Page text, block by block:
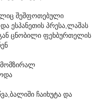
შეშფოთებული
ესპანეთის პრესა,ლაშას
ცნობილი ფეხბურთელის
მომზირალ
ჩაიხუტა და